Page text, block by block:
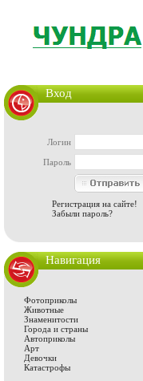
Вход
Логин
Пароль
Регистрация на сайте!
Забыли пароль?
Навигация
Фотоприколы
Животные
Знаменитости
Города и страны
Автоприколы
Арт
Девочки
Катастрофы